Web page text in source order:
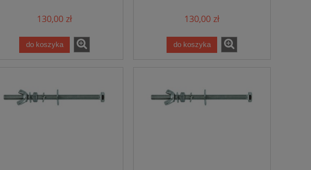
130,00 zł
do koszyka
130,00 zł
do koszyka